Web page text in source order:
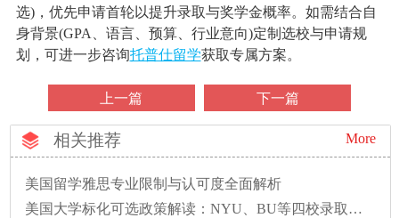
选)，优先申请首轮以提升录取与奖学金概率。如需结合自
身背景(GPA、语言、预算、行业意向)定制选校与申请规
划，可进一步咨询托普仕留学获取专属方案。
上一篇 下一篇
相关推荐 More
美国留学雅思专业限制与认可度全面解析
美国大学标化可选政策解读：NYU、BU等四校录取偏好全解析